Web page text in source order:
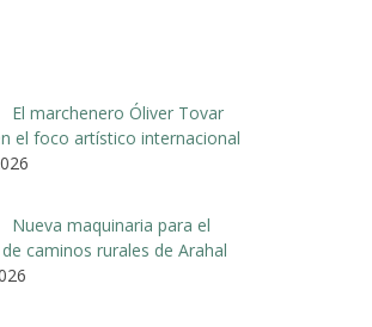
El marchenero Óliver Tovar
el foco artístico internacional
Nueva maquinaria para el
caminos rurales de Arahal